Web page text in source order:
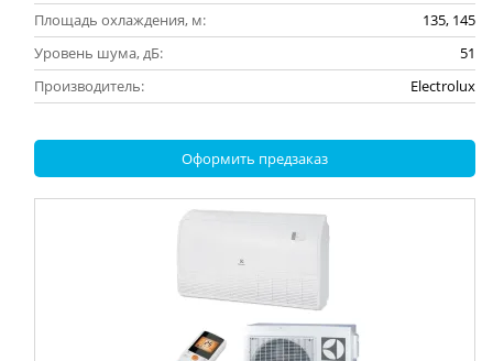
Площадь охлаждения, м:
135, 145
Уровень шума, дБ:
51
Производитель:
Electrolux
Оформить предзаказ